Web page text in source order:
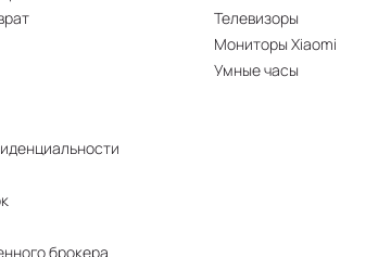
брокера
Телевизоры
Мониторы Xiaomi
Умные часы